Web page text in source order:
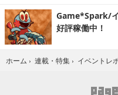
Game*Spark/
好評稼働中！
ホーム › 連載・特集 › イベントレ